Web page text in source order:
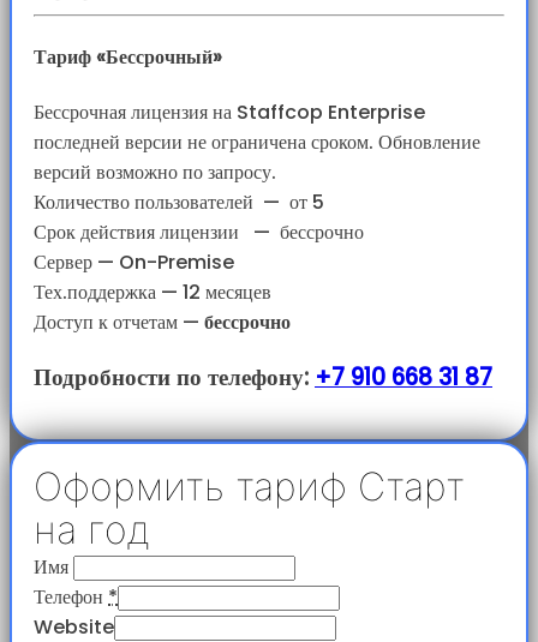
Тариф «Бессрочный»
Бессрочная лицензия на Staffcop Enterprise
последней версии не ограничена сроком. Обновление
версий возможно по запросу.
Количество пользователей — от 5
Срок действия лицензии
— бессрочно
Сервер — On-Premise
Тех.поддержка — 12 месяцев
Доступ к отчетам — бессрочно
Подробности по телефону: +7 910 668 31 87
Оформить тариф Старт
на год
Имя
Телефон *
Website